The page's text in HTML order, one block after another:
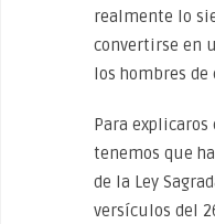
realmente lo
convertirse en
los hombres de
Para explicaros
tenemos que
de la Ley
versículos del